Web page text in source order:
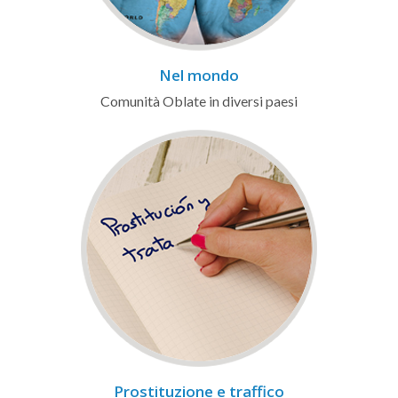
Nel mondo
Comunità Oblate in diversi paesi
Prostituzione e traffico